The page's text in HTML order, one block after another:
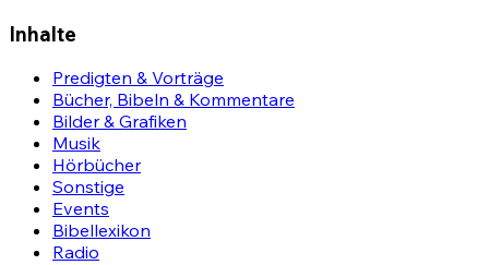
Inhalte
Predigten & Vorträge
Bücher, Bibeln & Kommentare
Bilder & Grafiken
Musik
Hörbücher
Sonstige
Events
Bibellexikon
Radio